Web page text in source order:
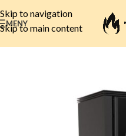
Skip to navigation
Skip to main content
MENY